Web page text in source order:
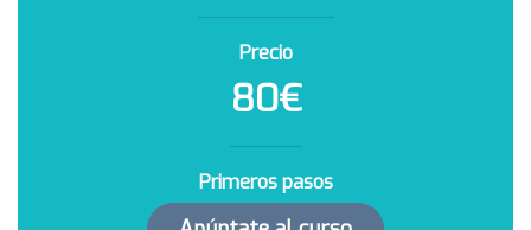
Precio
80€
Primeros pasos